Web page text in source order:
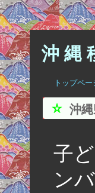
沖 縄
トップペー
沖
子
ン